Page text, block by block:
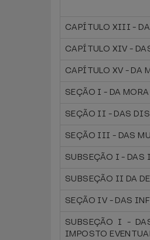
CAPÍTULO XIII -
CAPÍTULO XIV -
CAPÍTULO XV - DA
SEÇÃO I - DA MORA
SEÇÃO II - DAS
SEÇÃO III - DAS
SUBSEÇÃO I - DAS
SUBSEÇÃO II DA
SEÇÃO IV - DAS
SUBSEÇÃO I -
IMPOSTO